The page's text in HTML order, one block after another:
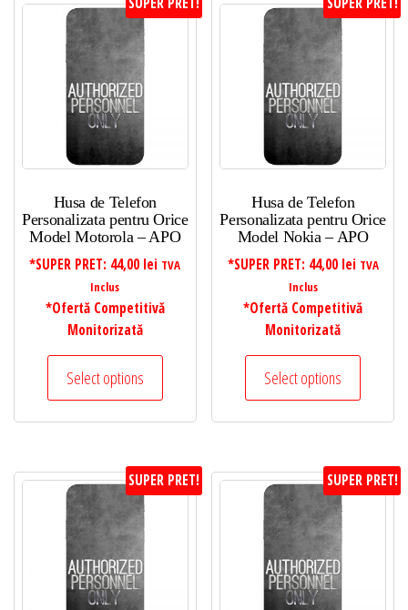
Husa de Telefon
Personalizata pentru Orice
Model Motorola – APO
*SUPER PRET: 44,00 lei TVA
Inclus
*Ofertă Competitivă
Monitorizată
Select options
Husa de Telefon
Personalizata pentru Orice
Model Nokia – APO
*SUPER PRET: 44,00 lei TVA
Inclus
*Ofertă Competitivă
Monitorizată
Select options
SUPER PRET! SUPER PRET!